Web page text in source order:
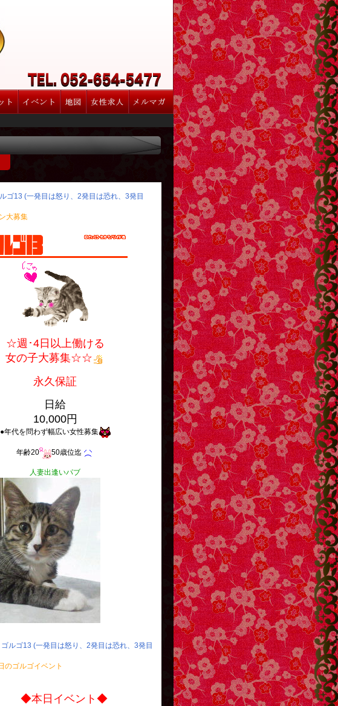
ゴ13 (一発目は怒り、2発目は恐れ、3発目
大募集
☆週･4日以上働ける
女の子大募集☆☆
永久保証
日給
10,000円
●年代を問わず幅広い女性募集
年齢20 50歳位迄
人妻出逢いパブ
ゴルゴ13 (一発目は怒り、2発目は恐れ、3発目
のゴルゴイベント
◆本日イベント◆